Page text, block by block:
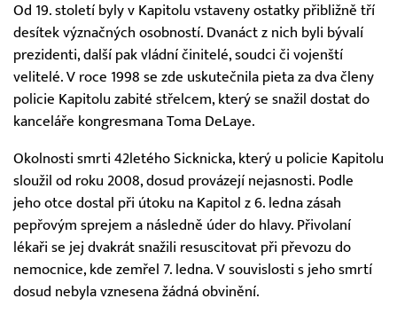
Od 19. století byly v Kapitolu vstaveny ostatky přibližně tří
desítek význačných osobností. Dvanáct z nich byli bývalí
prezidenti, další pak vládní činitelé, soudci či vojenští
velitelé. V roce 1998 se zde uskutečnila pieta za dva členy
policie Kapitolu zabité střelcem, který se snažil dostat do
kanceláře kongresmana Toma DeLaye.
Okolnosti smrti 42letého Sicknicka, který u policie Kapitolu
sloužil od roku 2008, dosud provázejí nejasnosti. Podle
jeho otce dostal při útoku na Kapitol z 6. ledna zásah
pepřovým sprejem a následně úder do hlavy. Přivolaní
lékaři se jej dvakrát snažili resuscitovat při převozu do
nemocnice, kde zemřel 7. ledna. V souvislosti s jeho smrtí
dosud nebyla vznesena žádná obvinění.